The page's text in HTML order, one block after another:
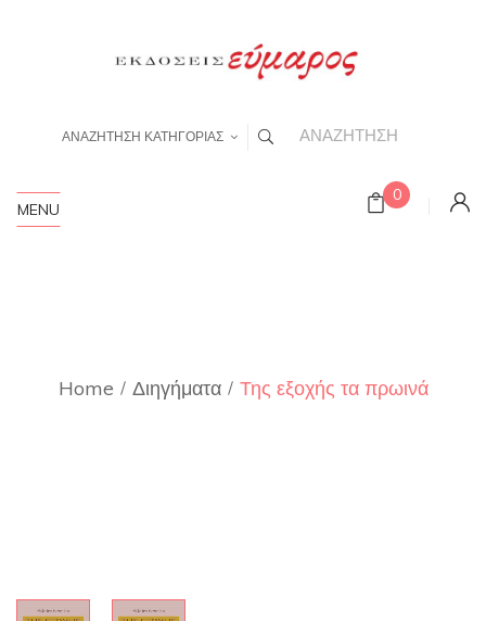
ΑΝΑΖΗΤΗΣΗ ΚΑΤΗΓΟΡΙΑΣ
0
MENU
Home Διηγήματα Της εξοχής τα πρωινά